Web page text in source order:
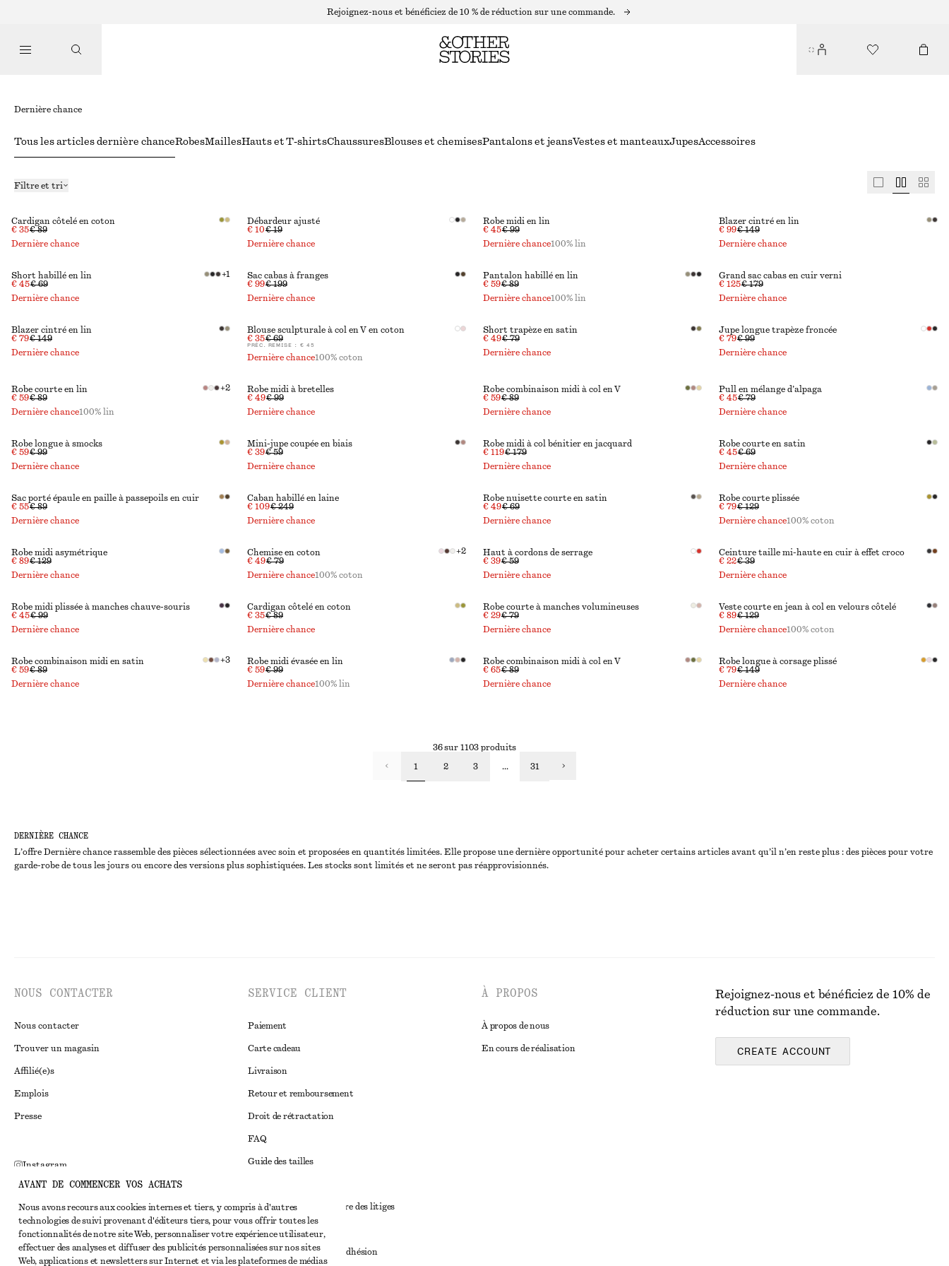
Rejoignez-nous et bénéficiez de 10 % de réduction sur une commande.
Dernière chance
DERNIÈRE CHANCE
L’offre Dernière chance rassemble des pièces sélectionnées avec soin et proposées en quantités limitées. Elle propose une dernière opportunité pour acheter certains articles avant qu’il n’en reste plus : des pièces pour votre
garde-robe de tous les jours ou encore des versions plus sophistiquées. Les stocks sont limités et ne seront pas réapprovisionnés.
Tous les articles dernière chanceRobesMaillesHauts et T-shirtsChaussuresBlouses et chemisesPantalons et jeansVestes et manteauxJupesAccessoires
Filtre et tri
Cardigan côtelé en coton
€ 35€ 89
Dernière chance
Débardeur ajusté
€ 10€ 19
Dernière chance
Robe midi en lin
€ 45€ 99
Dernière chance100% lin
Blazer cintré en lin
€ 99€ 149
Dernière chance
Short habillé en lin
€ 45€ 69
+1
Dernière chance
Sac cabas à franges
€ 99€ 199
Dernière chance
Pantalon habillé en lin
€ 59€ 89
Dernière chance100% lin
Grand sac cabas en cuir verni
€ 125€ 179
Dernière chance
Blazer cintré en lin
€ 79€ 149
Dernière chance
Blouse sculpturale à col en V en coton
€ 35€ 69
PRÉC. REMISE : € 45
Dernière chance100% coton
Short trapèze en satin
€ 49€ 79
Dernière chance
Jupe longue trapèze froncée
€ 79€ 99
Dernière chance
Robe courte en lin
€ 59€ 89
+2
Dernière chance100% lin
Robe midi à bretelles
€ 49€ 99
Dernière chance
Robe combinaison midi à col en V
€ 59€ 89
Dernière chance
Pull en mélange d’alpaga
€ 45€ 79
Dernière chance
Robe longue à smocks
€ 59€ 99
Dernière chance
Mini-jupe coupée en biais
€ 39€ 59
Dernière chance
Robe midi à col bénitier en jacquard
€ 119€ 179
Dernière chance
Robe courte en satin
€ 45€ 69
Dernière chance
Sac porté épaule en paille à passepoils en cuir
€ 55€ 89
Dernière chance
Caban habillé en laine
€ 109€ 249
Dernière chance
Robe nuisette courte en satin
€ 49€ 69
Dernière chance
Robe courte plissée
€ 79€ 129
Dernière chance100% coton
Robe midi asymétrique
€ 89€ 129
Dernière chance
Chemise en coton
€ 49€ 79
+2
Dernière chance100% coton
Haut à cordons de serrage
€ 39€ 59
Dernière chance
Ceinture taille mi-haute en cuir à effet croco
€ 22€ 39
Dernière chance
Robe midi plissée à manches chauve-souris
€ 45€ 99
Dernière chance
Cardigan côtelé en coton
€ 35€ 89
Dernière chance
Robe courte à manches volumineuses
€ 29€ 79
Dernière chance
Veste courte en jean à col en velours côtelé
€ 89€ 129
Dernière chance100% coton
Robe combinaison midi en satin
€ 59€ 89
+3
Dernière chance
Robe midi évasée en lin
€ 59€ 99
Dernière chance100% lin
Robe combinaison midi à col en V
€ 65€ 89
Dernière chance
Robe longue à corsage plissé
€ 79€ 149
Dernière chance
36 sur 1103 produits
1 2 3 ... 31
NOUS CONTACTER
Nous contacter
Trouver un magasin
Affilié(e)s
Emplois
Presse
Instagram
Pinterest
Facebook
Youtube
TikTok
SERVICE CLIENT
Paiement
Carte cadeau
Livraison
Retour et remboursement
Droit de rétractation
FAQ
Guide des tailles
Règlement extrajudiciaire des litiges
Conditions générales
Conditions générales d’adhésion
À PROPOS
À propos de nous
En cours de réalisation
Rejoignez-nous et bénéficiez de 10% de
réduction sur une commande.
CREATE ACCOUNT
AVANT DE COMMENCER VOS ACHATS
Nous avons recours aux cookies internes et tiers, y compris à d'autres
technologies de suivi provenant d'éditeurs tiers, pour vous offrir toutes les
fonctionnalités de notre site Web, personnaliser votre expérience utilisateur,
effectuer des analyses et diffuser des publicités personnalisées sur nos sites
Web, applications et newsletters sur Internet et via les plateformes de médias